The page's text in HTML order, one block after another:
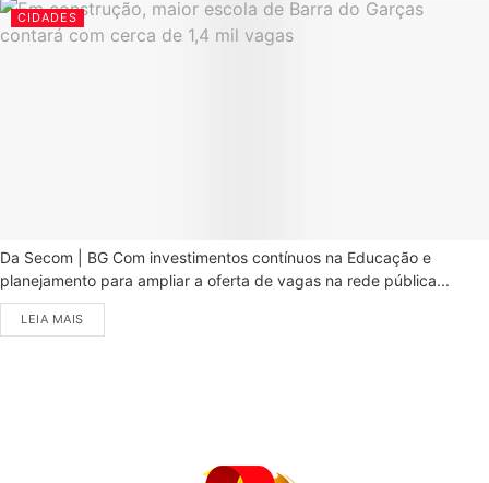
CIDADES
Da Secom | BG Com investimentos contínuos na Educação e
planejamento para ampliar a oferta de vagas na rede pública...
LEIA MAIS